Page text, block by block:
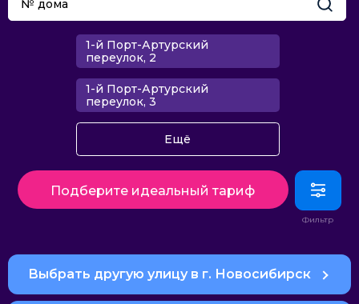
1-й Порт-Артурский
переулок, 2
1-й Порт-Артурский
переулок, 3
Ещё
Подберите идеальный тариф
Выбрать другую улицу в г. Новосибирск